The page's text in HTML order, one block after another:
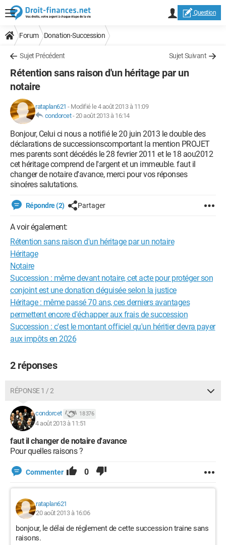
Question
Forum Donation-Succession
Sujet Précédent Sujet Suivant
Rétention sans raison d'un héritage par un
notaire
rataplan621 - Modifié le 4 août 2013 à 11:09
condorcet-20 août 2013 à 16:14
Bonjour, Celui ci nous a notifié le 20 juin 2013 le double des
déclarations de successionscomportant la mention PROJET
mes parents sont décédés le 28 fevrier 2011 et le 18 aou2012
cet héritage comprend de l'argent et un immeuble. faut il
changer de notaire d'avance, merci pour vos réponses
sincéres salutations.
Répondre (2) Partager
A voir également:
Rétention sans raison d'un héritage par un notaire
Héritage
Notaire
Succession : même devant notaire, cet acte pour protéger son
conjoint est une donation déguisée selon la justice
Héritage : même passé 70 ans, ces derniers avantages
permettent encore d'échapper aux frais de succession
Succession : c'est le montant officiel qu'un héritier devra payer
aux impôts en 2026
2 réponses
RÉPONSE 1 / 2
condorcet 18 376
4 août 2013 à 11:51
faut il changer de notaire d'avance
Pour quelles raisons ?
Commenter 0
rataplan621
20 août 2013 à 16:06
bonjour, le délai de réglement de cette succession traine sans
raisons.